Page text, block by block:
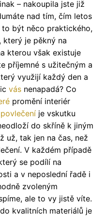
– nakoupila jste již
nad tím, čím letos
být něco praktického,
který je pěkný na
kterou však existuje
příjemné s užitečným a
využijí každý den a
vás nenapadá? Co
promění interiér
je vskutku
do skříně k jiným
už, tak jen na čas, než
V každém případě
se podílí na
a v neposlední řadě i
zvoleným
ale to vy jistě víte.
kvalitních materiálů je